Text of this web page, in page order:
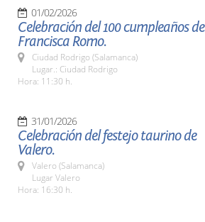
01/02/2026
Celebración del 100 cumpleaños de
Francisca Romo.
Ciudad Rodrigo (Salamanca)
Lugar.: Ciudad Rodrigo
Hora: 11:30 h.
31/01/2026
Celebración del festejo taurino de
Valero.
Valero (Salamanca)
Lugar Valero
Hora: 16:30 h.